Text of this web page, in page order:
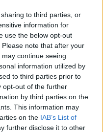
to third parties, or
information for
use the below opt-out
note that after your
continue seeing
information utilized by
to third parties prior to
opt-out of the further
by third parties on the
This information may
on the IAB’s List of
further disclose it to other
tratto in arresto è stato
come un pericoloso trafficante
dall'FBIche hanno
Silk Road:
elementi sufficienti a
che l’indagato ha
droga on linea partire
significative
di droghe